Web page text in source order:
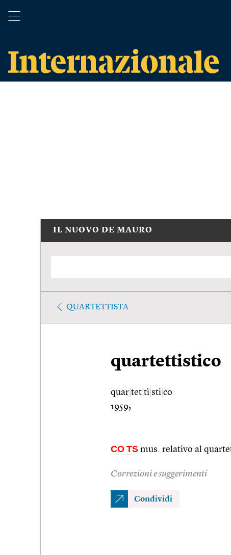
IL NUOVO DE MAURO
QUARTETTISTA
quartettistico
quar tet tì sti co
1959;
CO TS mus. relativo al
Correzioni e suggerimenti
Condividi